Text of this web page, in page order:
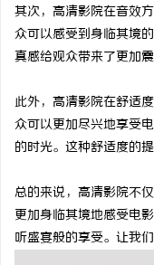
其次，高清影院在音效
众可以感受到身临其境
真感给观众带来了更加
此外，高清影院在舒适
众可以更加尽兴地享受
的时光。这种舒适度的
总的来说，高清影院不
更加身临其境地感受电
听盛宴般的享受。让我
光切管机：现代制造业的